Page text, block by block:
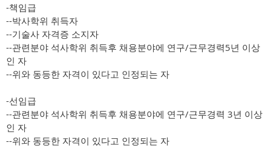
-책임급
--박사학위 취득자
--기술사 자격증 소지자
--관련분야 석사학위 취득후 채용분야에 연구/근무경력5년 이상
인 자
--위와 동등한 자격이 있다고 인정되는 자
-선임급
--관련분야 석사학위 취득후 채용분야에 연구/근무경력 3년 이상
인 자
--위와 동등한 자격이 있다고 인정되는 자